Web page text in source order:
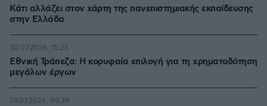
Κάτι αλλάζει στον χάρτη της πανεπιστημιακής εκπαίδευσης
στην Ελλάδα
Εθνική Τράπεζα: Η κορυφαία επιλογή για τη χρηματοδότηση
μεγάλων έργων
30.07.2026, 15:25
29.07.2026, 09:39